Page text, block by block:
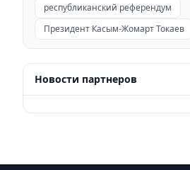
республиканский референдум
Президент Касым-Жомарт Токаев
Новости партнеров